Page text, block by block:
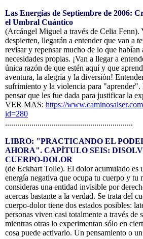
Las Energías de Septiembre de 2006:
el Umbral Cuántico
(Arcángel Miguel a través de Celia Fenn).
despierten, llegarán a entender que van a
revisar y repensar mucho de lo que habían
necesidades propias. ¡Van a llegar a
única razón de que estén aquí y que
aventura, la alegría y la diversión!
sufrimiento y la violencia para "aprender".
pensar que les fue dada para justificar la
VER MAS: https://
id=280
...............................................................
LIBRO: "PRACTICANDO EL
AHORA". CAPÍTULO SEIS:
CUERPO-DOLOR
(de Eckhart Tolle). El dolor acumulado es
energía negativa que ocupa tu cuerpo y tu
consideras una entidad invisible por
acercas bastante a la verdad. Se trata del
cuerpo-dolor tiene dos estados posibles:
personas viven casi totalmente a través de
mientras otras lo experimentan sólo en
cosa puede activarlo. Un pensamiento o